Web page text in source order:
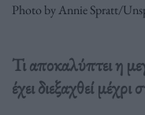
Photo by Annie Spratt/
Τι αποκαλύπτει η
έχει διεξαχθεί μέχρι